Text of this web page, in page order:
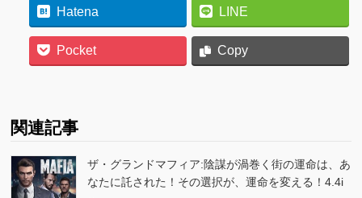
Hatena LINE
Pocket Copy
関連記事
ザ・グランドマフィア:陰謀が渦巻く街の運命は、あ
なたに託された！その選択が、運命を変える！4.4i